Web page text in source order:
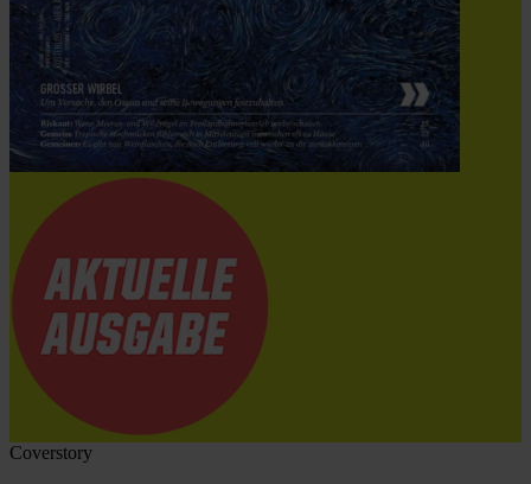
Coverstory